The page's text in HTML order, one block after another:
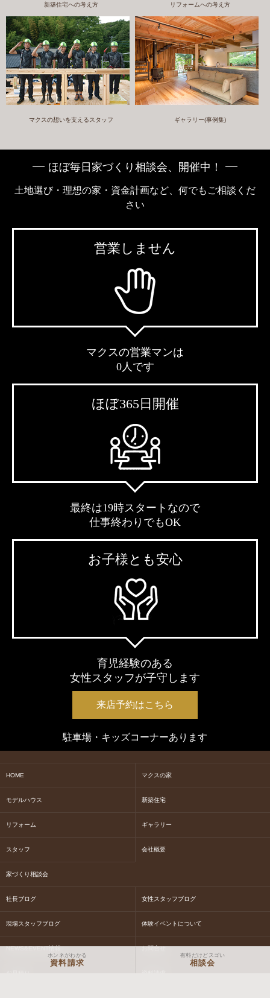
新築住宅への考え方 リフォームへの考え方
マクスの想いを支えるスタッフ ギャラリー(事例集)
ほぼ毎日家づくり相談会、開催中！
土地選び・理想の家・資金計画など、何でもご相談くだ
さい
営業しません
マクスの営業マンは
0人です
ほぼ365日開催
最終は19時スタートなので
仕事終わりでもOK
お子様とも安心
育児経験のある
女性スタッフが子守します
来店予約はこちら
駐車場・キッズコーナーあります
HOME マクスの家
モデルハウス 新築住宅
リフォーム ギャラリー
スタッフ 会社概要
家づくり相談会
社長ブログ 女性スタッフブログ
現場スタッフブログ 体験イベントについて
NEWS&EVENT情報 お問合せ
ホンネがわかる
資料請求
有料だけどスゴい
相談会